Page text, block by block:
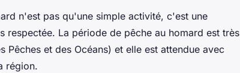
n'est pas qu'une simple activité, c'est une
respectée. La période de pêche au homard est très
Pêches et des Océans) et elle est attendue avec
région.